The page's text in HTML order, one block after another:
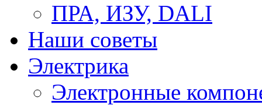
ПРА, ИЗУ, DALI
Наши советы
Электрика
Электронные